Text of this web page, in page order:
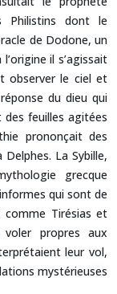
Philistins dont le
de Dodone, un
il s’agissait
observer le ciel et
du dieu qui
feuilles agitées
prononçait des
La Sybille,
grecque
qui sont de
comme Tirésias et
propres aux
leur vol,
mystérieuses